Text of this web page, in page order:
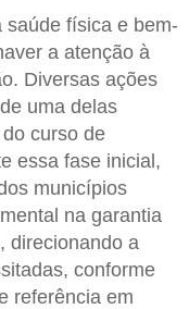
saúde física e bem-
a atenção à
Diversas ações
uma delas
curso de
essa fase inicial,
municípios
na garantia
direcionando a
conforme
referência em